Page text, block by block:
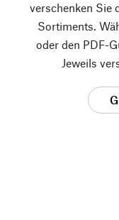
verschenken Sie
Sortiments.
oder den PDF-
Jeweils